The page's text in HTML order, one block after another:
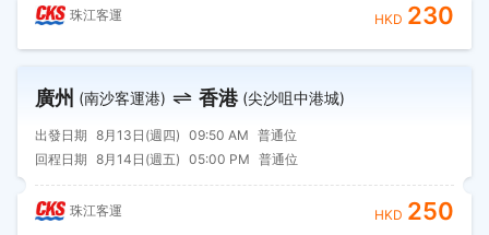
珠江客運 HKD 230
廣州 (南沙客運港) 香港 (尖沙咀中港城)
出發日期 8月13日(週四) 09:50 AM 普通位
回程日期 8月14日(週五) 05:00 PM 普通位
珠江客運 HKD 250